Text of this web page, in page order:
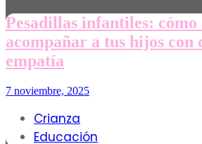
Pesadillas infantiles:
acompañar a tus hijos con
empatía
7 noviembre, 2025
Crianza
Educación